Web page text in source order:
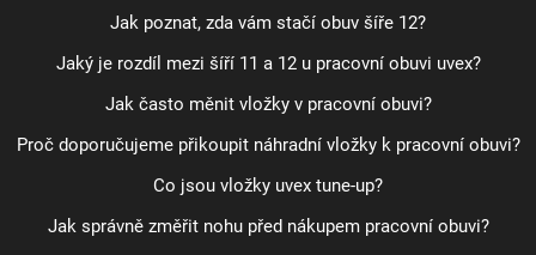
Jak poznat, zda vám stačí obuv šíře 12?
Jaký je rozdíl mezi šíří 11 a 12 u pracovní obuvi uvex?
Jak často měnit vložky v pracovní obuvi?
Proč doporučujeme přikoupit náhradní vložky k pracovní obuvi?
Co jsou vložky uvex tune-up?
Jak správně změřit nohu před nákupem pracovní obuvi?